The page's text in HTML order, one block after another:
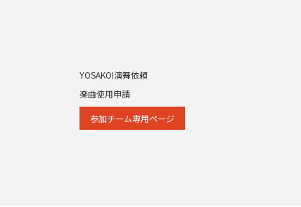
YOSAKOI演舞依頼
楽曲使用申請
参加チーム専⽤ページ